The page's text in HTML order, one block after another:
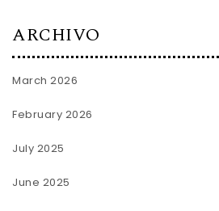
ARCHIVO
March 2026
February 2026
July 2025
June 2025